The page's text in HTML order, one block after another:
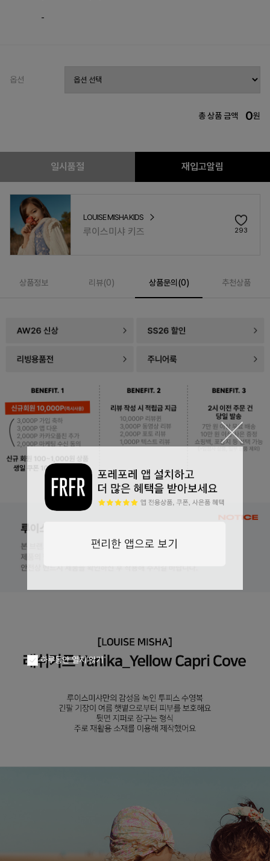
-
옵션
총 상품 금액 0원
일시품절 재입고알림
LOUISE MISHA KIDS
루이스미샤 키즈 293
상품정보 리뷰(0) 상품문의(0) 추천상품
하루동안 열지 않기